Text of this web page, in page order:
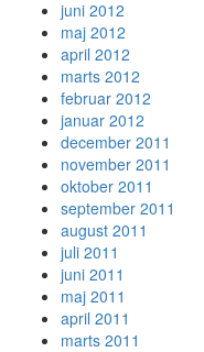
juni 2012
maj 2012
april 2012
marts 2012
februar 2012
januar 2012
december 2011
november 2011
oktober 2011
september 2011
august 2011
juli 2011
juni 2011
maj 2011
april 2011
marts 2011